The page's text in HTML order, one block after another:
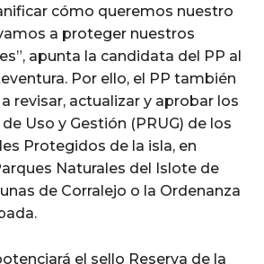
cómo queremos nuestro
a proteger nuestros
apunta la candidata del PP al
Por ello, el PP también
revisar, actualizar y aprobar los
Uso y Gestión (PRUG) de los
Protegidos de la isla, en
Naturales del Islote de
de Corralejo o la Ordenanza
el sello Reserva de la